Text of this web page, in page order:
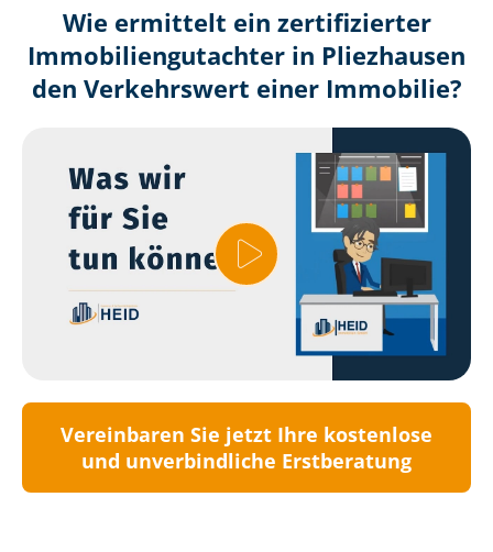
Wie ermittelt ein zertifizierter
Immobilien­gutachter in Pliezhausen
den Verkehrswert einer Immobilie?
Vereinbaren Sie jetzt Ihre kostenlose
und unverbindliche Erstberatung